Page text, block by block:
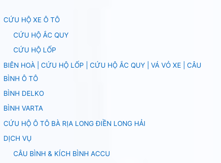
CỨU HỘ XE Ô TÔ
CỨU HỘ ẮC QUY
CỨU HỘ LỐP
BIÊN HOÀ | CỨU HỘ LỐP | CỨU HỘ ẮC QUY | VÁ VỎ XE | CÂU
BÌNH Ô TÔ
BÌNH DELKO
BÌNH VARTA
CỨU HỘ Ô TÔ BÀ RỊA LONG ĐIỀN LONG HẢI
DỊCH VỤ
CÂU BÌNH & KÍCH BÌNH ACCU